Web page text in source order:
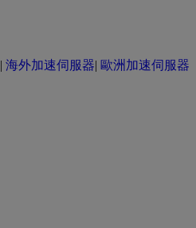
| 海外加速伺服器| 歐洲加速伺服器